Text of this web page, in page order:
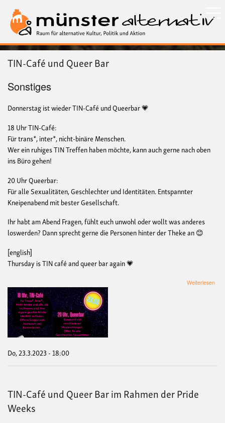
zum
Inhalt
TIN-Café und Queer Bar
Sonstiges
Donnerstag ist wieder TIN-Café und Queerbar 💗
18 Uhr TIN-Café:
Für trans*, inter*, nicht-binäre Menschen.
Wer ein ruhiges TIN Treffen haben möchte, kann auch gerne nach oben
ins Büro gehen!
20 Uhr Queerbar:
Für alle Sexualitäten, Geschlechter und Identitäten. Entspannter
Kneipenabend mit bester Gesellschaft.
Ihr habt am Abend Fragen, fühlt euch unwohl oder wollt was anderes
loswerden? Dann sprecht gerne die Personen hinter der Theke an 😊
[english]
Thursday is TIN café and queer bar again 💗
Weiterlesen
Do, 23.3.2023 - 18:00
TIN-Café und Queer Bar im Rahmen der Pride
Weeks